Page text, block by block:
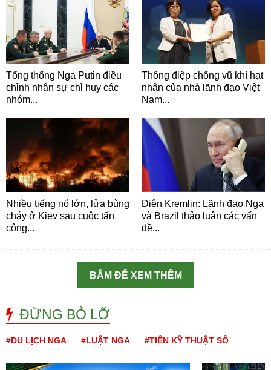
Tổng thống Nga Putin điều
chỉnh nhân sự chỉ huy các
nhóm...
Thông điệp chống vũ khí hạt
nhân của nhà lãnh đạo Việt
Nam...
Nhiều tiếng nổ lớn, lửa bùng
cháy ở Kiev sau cuộc tấn
công...
Điện Kremlin: Lãnh đạo Nga
và Brazil thảo luận các vấn
đề...
BẤM ĐỂ XEM THÊM
ĐỪNG BỎ LỠ
#DU LỊCH NGA #LUẬT NGA #TIỀN KỸ THUẬT SỐ